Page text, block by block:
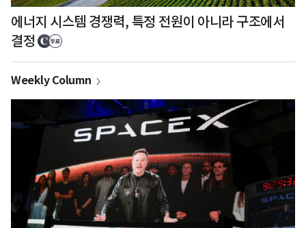
에너지 시스템 경쟁력, 특정 전원이 아니라 구조에서
결정
Weekly Column